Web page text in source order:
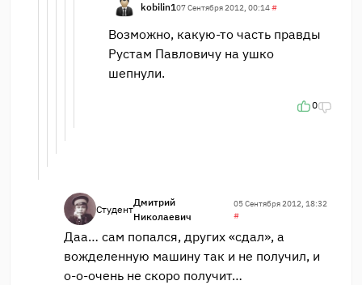
kobilin107 Сентября 2012, 00:14#
Возможно, какую-то часть правды
Рустам Павловичу на ушко
шепнули.
0
Студент
Дмитрий
Николаевич
05 Сентября 2012, 18:32
#
Даа… сам попался, других «сдал», а
вожделенную машину так и не получил, и
о-о-очень не скоро получит…